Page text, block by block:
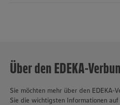
Über den EDEKA-
Sie möchten mehr über den EDEKA-
Sie die wichtigsten Informationen